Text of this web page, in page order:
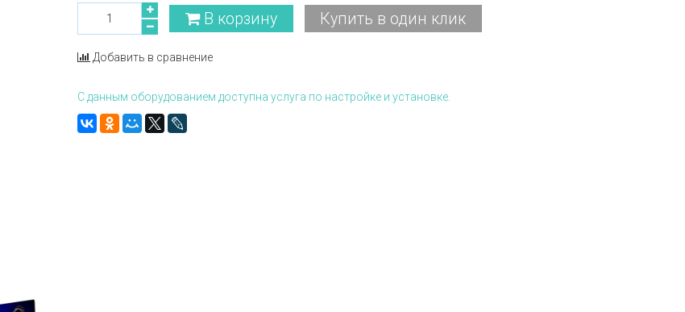
В корзину Купить в один клик
Добавить в сравнение
С данным оборудованием доступна услуга по настройке и установке.